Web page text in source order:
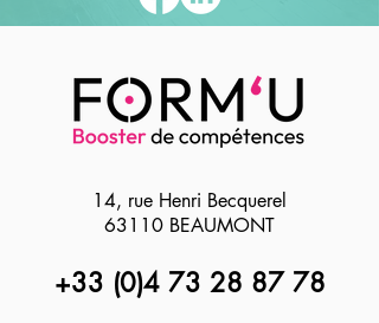
14, rue Henri Becquerel
63110 BEAUMONT
+33 (0)4 73 28 87 78